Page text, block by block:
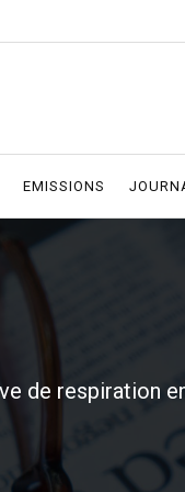
EMISSIONS
de respiration